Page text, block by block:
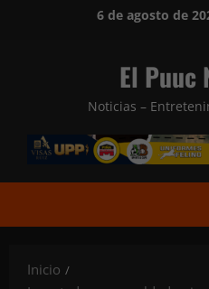
6 de agosto de
El Puuc
Noticias –
Inicio